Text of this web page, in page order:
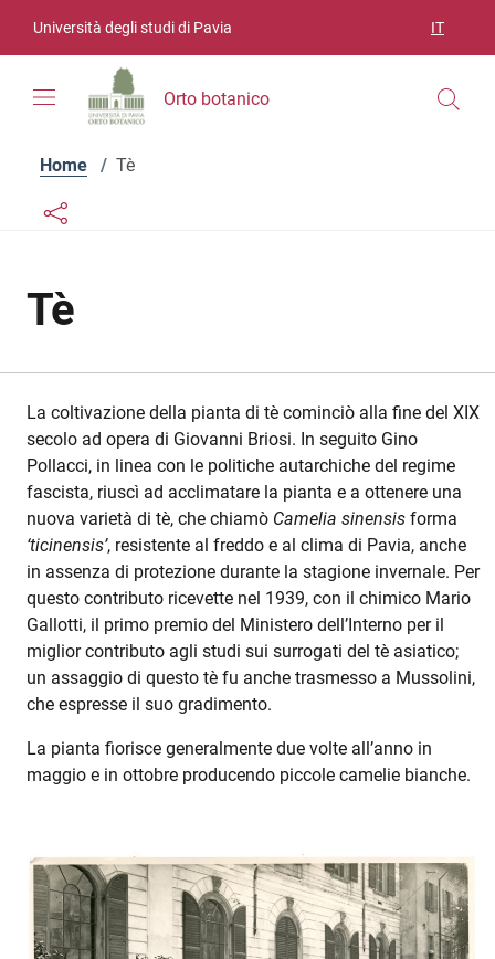
Università degli studi di Pavia IT
Orto botanico
Home / Tè
Links condivisione social
Bottone condivisione social
Tè
La coltivazione della pianta di tè cominciò alla fine del XIX
secolo ad opera di Giovanni Briosi. In seguito Gino
Pollacci, in linea con le politiche autarchiche del regime
fascista, riuscì ad acclimatare la pianta e a ottenere una
nuova varietà di tè, che chiamò Camelia sinensis forma
‘ticinensis’, resistente al freddo e al clima di Pavia, anche
in assenza di protezione durante la stagione invernale. Per
questo contributo ricevette nel 1939, con il chimico Mario
Gallotti, il primo premio del Ministero dell’Interno per il
miglior contributo agli studi sui surrogati del tè asiatico;
un assaggio di questo tè fu anche trasmesso a Mussolini,
che espresse il suo gradimento.
La pianta fiorisce generalmente due volte all’anno in
maggio e in ottobre producendo piccole camelie bianche.